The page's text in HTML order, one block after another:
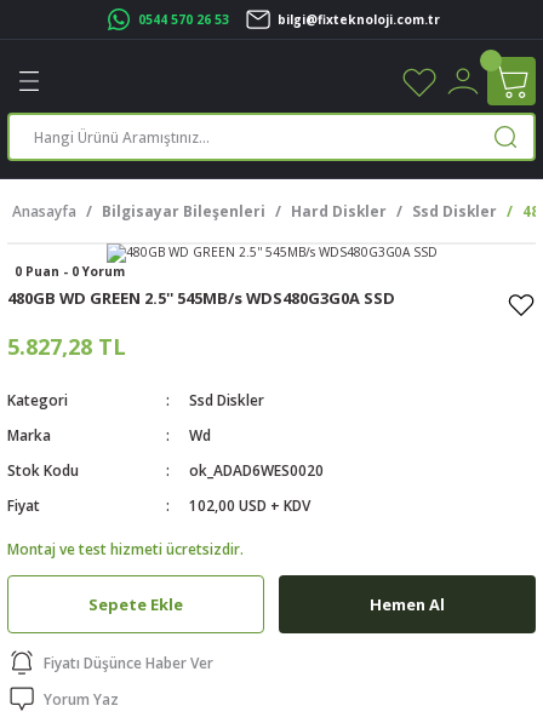
0544 570 26 53 bilgi@fixteknoloji.com.tr
Geri Dön
Geri Dön
Geri Dön
Yazıcı
Geri Dön
Geri Dön
Geri Dön
Geri Dön
Geri Dön
Anasayfa Bilgisayar Bileşenleri Hard Diskler Ssd Diskler
0 Puan - 0 Yorum
480GB WD GREEN 2.5'' 545MB/s WDS480G3G0A SSD
5.827,28 TL
Kategori
Ssd Diskler
Marka
Wd
Stok Kodu
ok_ADAD6WES0020
Fiyat
102,00 USD + KDV
Montaj ve test hizmeti ücretsizdir.
Sepete Ekle Hemen Al
Fiyatı Düşünce Haber Ver
Yorum Yaz